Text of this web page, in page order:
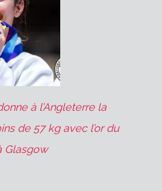
à l’Angleterre la
de 57 kg avec l’or du
Glasgow